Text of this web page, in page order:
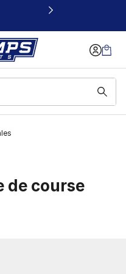
fenêtre
de course